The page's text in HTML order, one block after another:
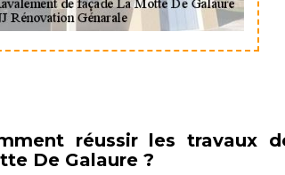
réussir les travaux
De Galaure ?